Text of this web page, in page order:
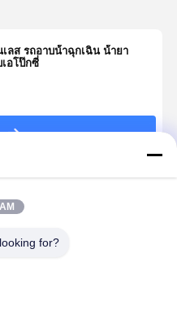
เลส รถอาบน้ําฉุกเฉิน น้ํายา
อโป๊กซี่
for?